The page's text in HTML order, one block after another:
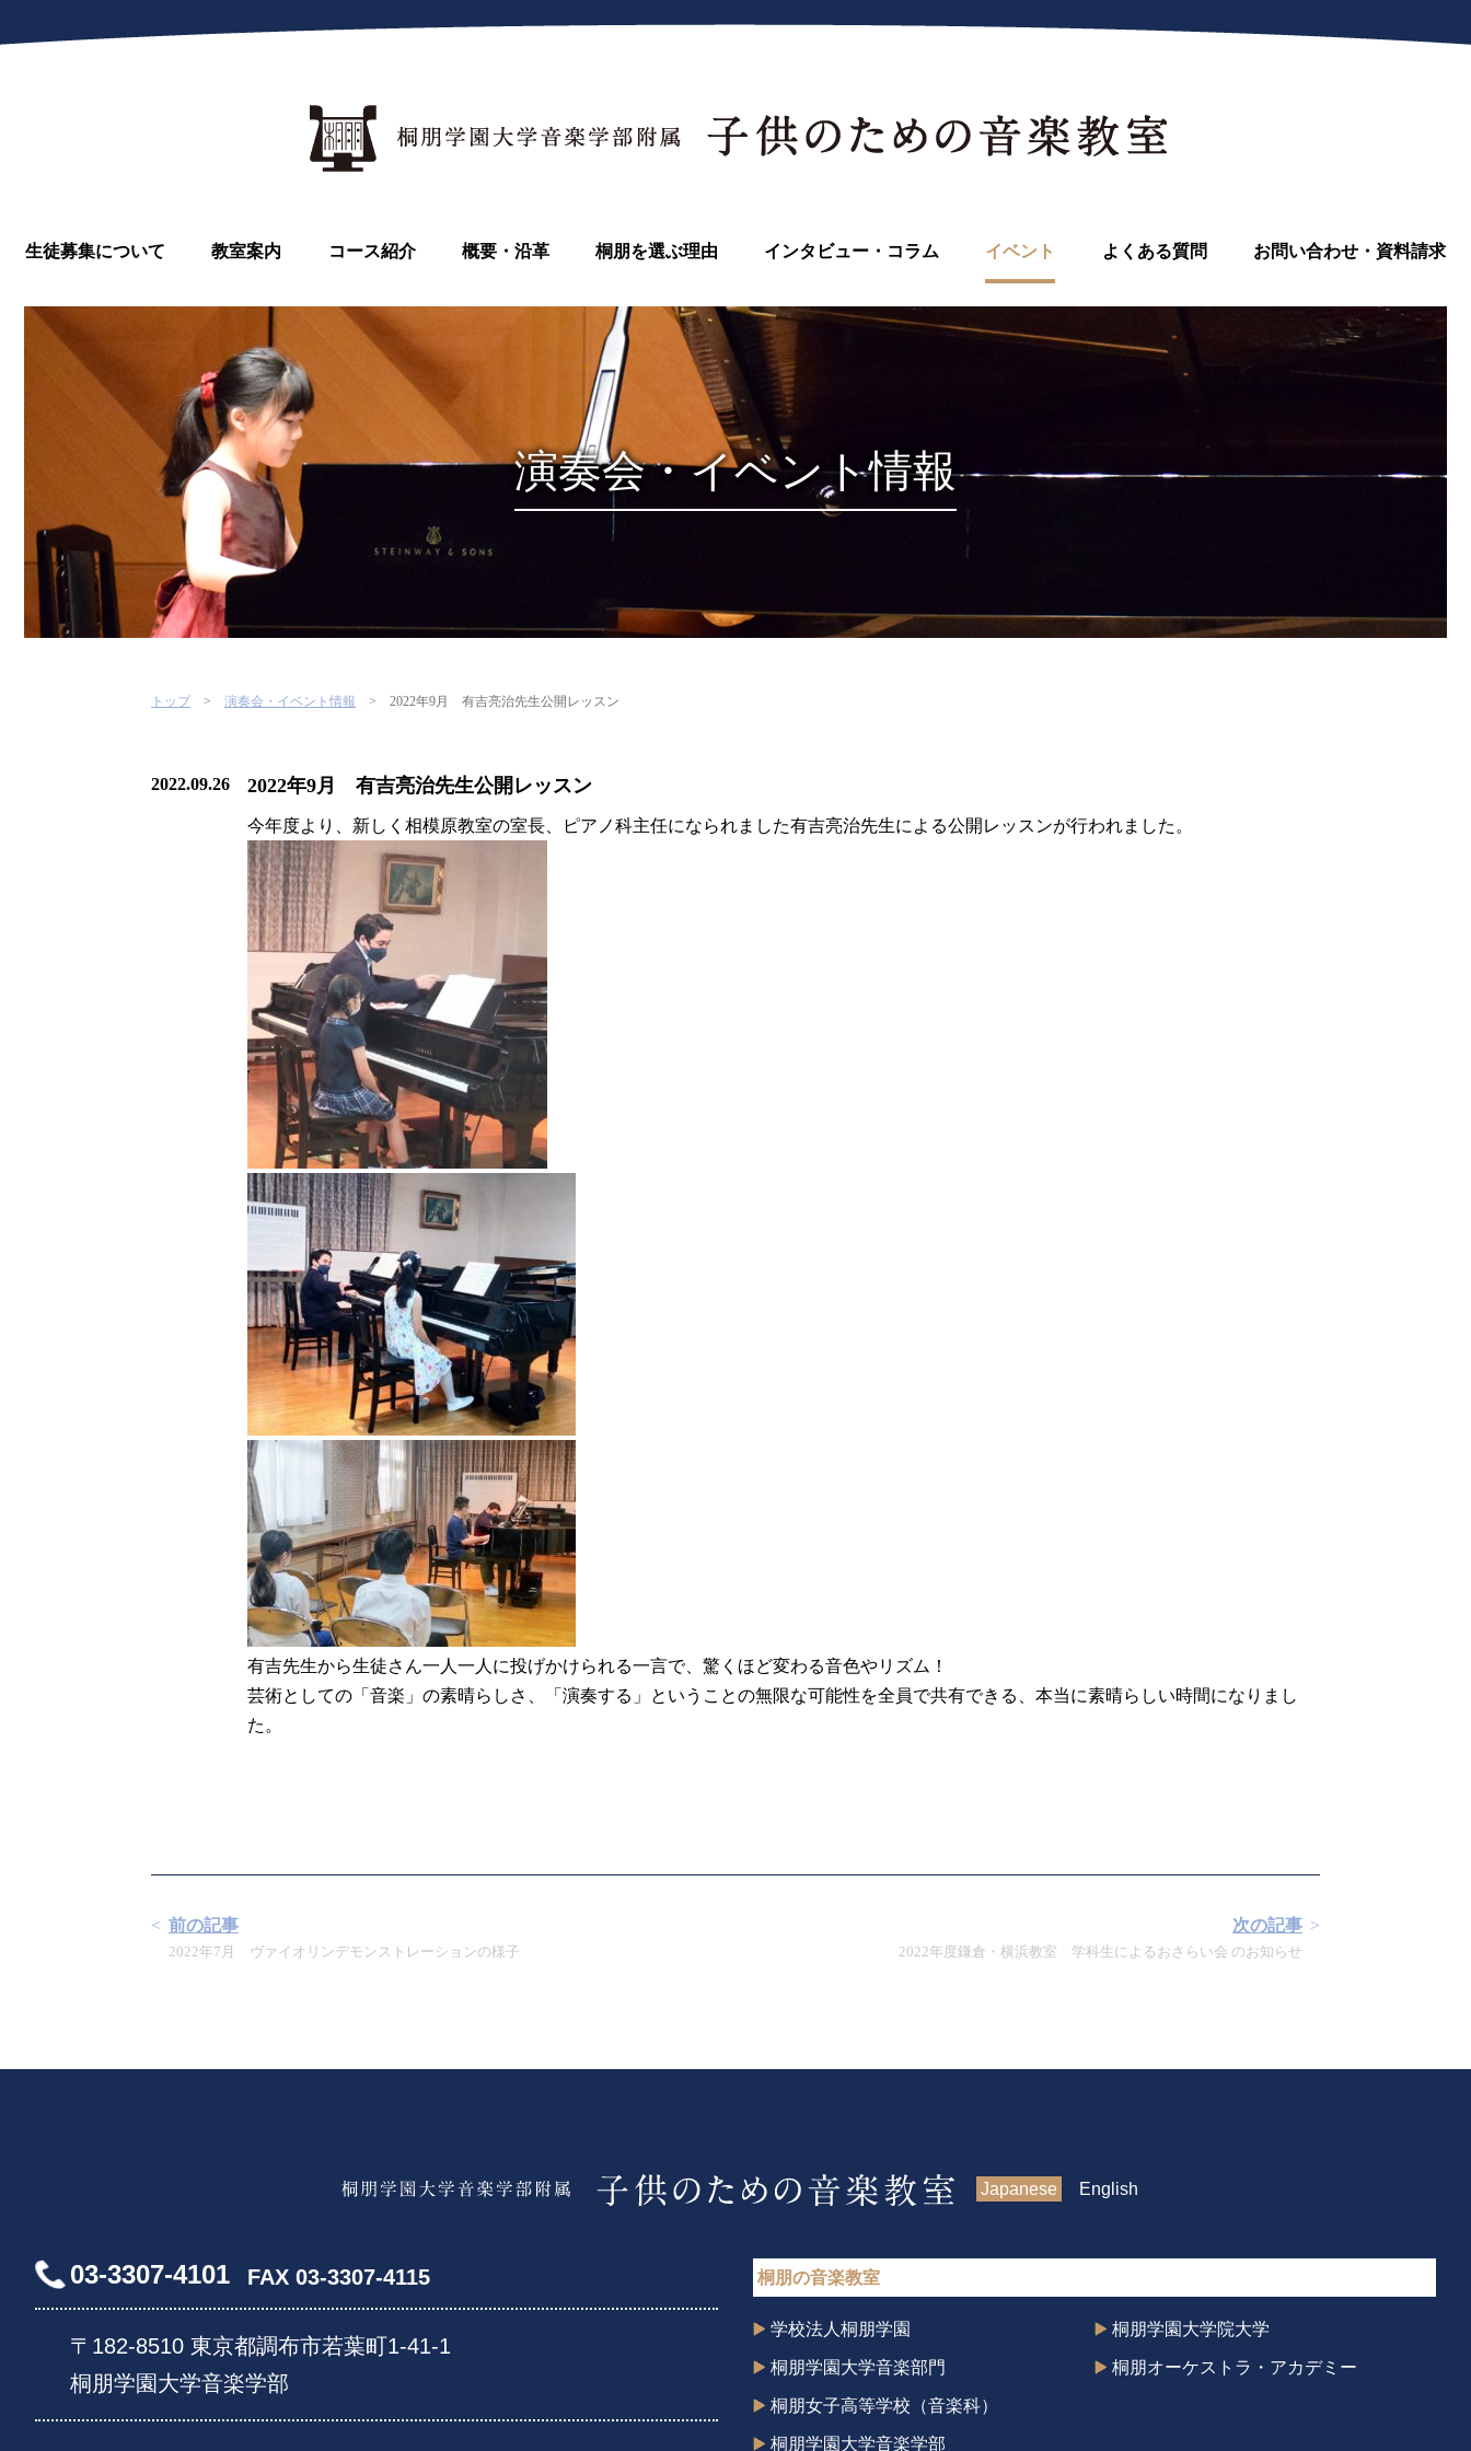
生徒募集について 教室案内 コース紹介 概要・沿革 桐朋を選ぶ理由 インタビュー・コラム イベント よくある質問 お問い合わせ・資料請求
演奏会・イベント情報
トップ 演奏会・イベント情報 2022年9月 有吉亮治先生公開レッスン
2022.09.26 2022年9月 有吉亮治先生公開レッスン
今年度より、新しく相模原教室の室長、ピアノ科主任になられました有吉亮治先生による公開レッスンが行われました。
有吉先生から生徒さん一人一人に投げかけられる一言で、驚くほど変わる音色やリズム！
芸術としての「音楽」の素晴らしさ、「演奏する」ということの無限な可能性を全員で共有できる、本当に素晴らしい時間になりまし
た。
前の記事
2022年7月 ヴァイオリンデモンストレーションの様子
次の記事
2022年度鎌倉・横浜教室 学科生によるおさらい会 のお知らせ
Japanese English
03-3307-4101 FAX 03-3307-4115
〒182-8510 東京都調布市若葉町1-41-1
桐朋学園大学音楽学部
桐朋の音楽教室
学校法人桐朋学園
桐朋学園大学音楽部門
桐朋女子高等学校（音楽科）
桐朋学園大学音楽学部
桐朋学園大学院大学
桐朋オーケストラ・アカデミー